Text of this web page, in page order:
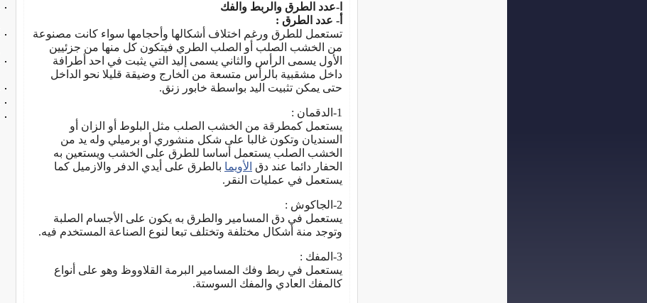
ا-عدد الطرق والربط والفك
أ- عدد الطرق :
تستعمل للطرق ورغم اختلاف أشكالها وأحجامها سواء كانت مصنوعة
من الخشب الصلب أو الصلب الطري فيتكون كل منها من جزئيين
الأول يسمى الرأس والثاني يسمى إليد التي يثبت في احد أطرافة
داخل مشقبية بالرأس متسعة من الخارج وضيقة قليلا نحو الداخل
حتى يمكن تثبيت اليد بواسطة خابور زنق.
1-الدقمان :
يستعمل كمطرقة من الخشب الصلب مثل البلوط أو الزان أو
السنديان وتكون غالبا على شكل منشوري أو برميلي وله يد من
الخشب الصلب يستعمل أساسا للطرق على الخشب ويستعين به
الحفار دائما عند دق الأويما بالطرق على أيدي الدفر والازميل كما
يستعمل في عمليات النقر.
2-الجاكوش :
يستعمل في دق المسامير والطرق به يكون على الأجسام الصلبة
وتوجد منة أشكال مختلفة وتختلف تبعا لنوع الصناعة المستخدم فيه.
3-المفك :
يستعمل في ربط وفك المسامير البرمة القلاووظ وهو على أنواع
كالمفك العادي والمفك السوستة.